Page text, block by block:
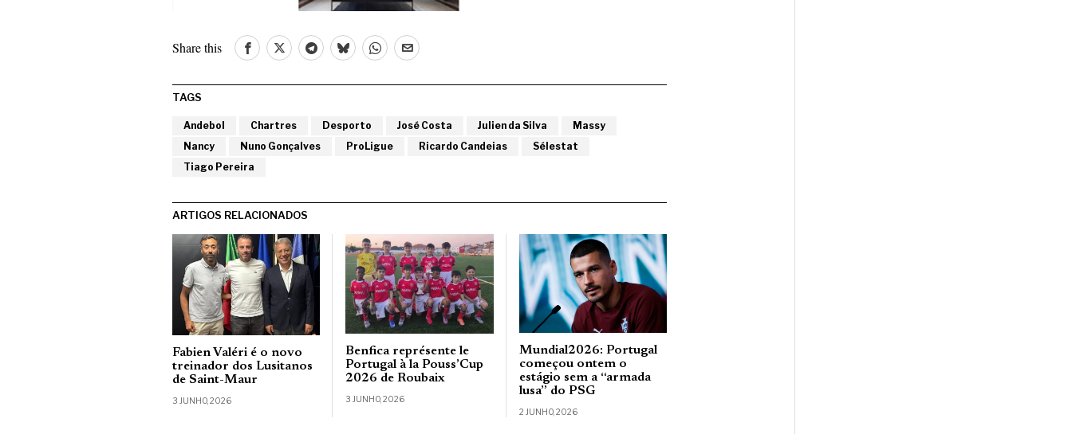
Share this
TAGS
Andebol Chartres Desporto José Costa Julien da Silva
Massy
Nancy
Nuno Gonçalves ProLigue Ricardo Candeias
Sélestat
Tiago Pereira
ARTIGOS RELACIONADOS
Fabien Valéri é o novo
treinador dos Lusitanos
de Saint-Maur
3 JUNHO, 2026
Benfica représente le
Portugal à la Pouss’Cup
2026 de Roubaix
3 JUNHO, 2026
Mundial2026: Portugal
começou ontem o
estágio sem a “armada
lusa” do PSG
2 JUNHO, 2026